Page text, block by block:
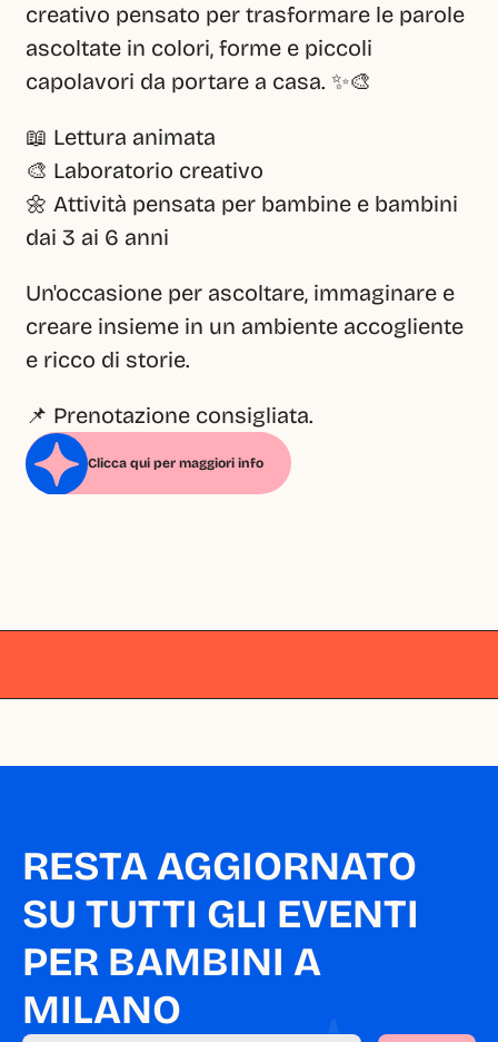
creativo pensato per trasformare le parole
ascoltate in colori, forme e piccoli
capolavori da portare a casa. ✨🎨
📖 Lettura animata
🎨 Laboratorio creativo
🌼 Attività pensata per bambine e bambini
dai 3 ai 6 anni
Un'occasione per ascoltare, immaginare e
creare insieme in un ambiente accogliente
e ricco di storie.
📌 Prenotazione consigliata.
Clicca qui per maggiori info
RESTA AGGIORNATO
SU TUTTI GLI EVENTI
PER BAMBINI A
MILANO